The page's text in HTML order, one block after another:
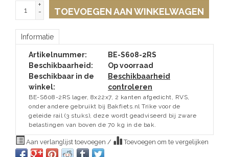
+
-
TOEVOEGEN AAN WINKELWAGEN
Informatie
Artikelnummer:
BE-S608-2RS
Beschikbaarheid:
Op voorraad
Beschikbaar in de
winkel:
Beschikbaarheid
controleren
BE-S608-2RS lager, 8x22x7, 2 kanten afgedicht, RVS,
onder andere gebruikt bij Bakfiets.nl Trike voor de
geleide rail (3 stuks), deze wordt geadviseerd bij zware
belastingen van boven de 70 kg in de bak.
Aan verlanglijst toevoegen / Toevoegen om te vergelijken